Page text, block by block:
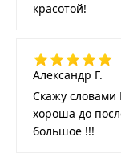
красотой!
Александр Г.
Скажу словами
хороша до
большое !!!